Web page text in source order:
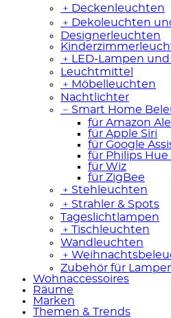
﹢ Deckenleuchten
﹢ Dekoleuchten
Designerleuchten
﹢
LED-Lampen
Leuchtmittel
﹢ Möbelleuchten
Nachtlichter
﹣ Smart Home
für Amazon
für Apple Siri
für Google
für Philips Hue
für Wiz
für ZigBee
﹢ Stehleuchten
﹢ Strahler & Spots
Tageslichtlampen
﹢ Tischleuchten
Wandleuchten
﹢
Zubehör für
Wohnaccessoires
Räume
Marken
Themen & Trends